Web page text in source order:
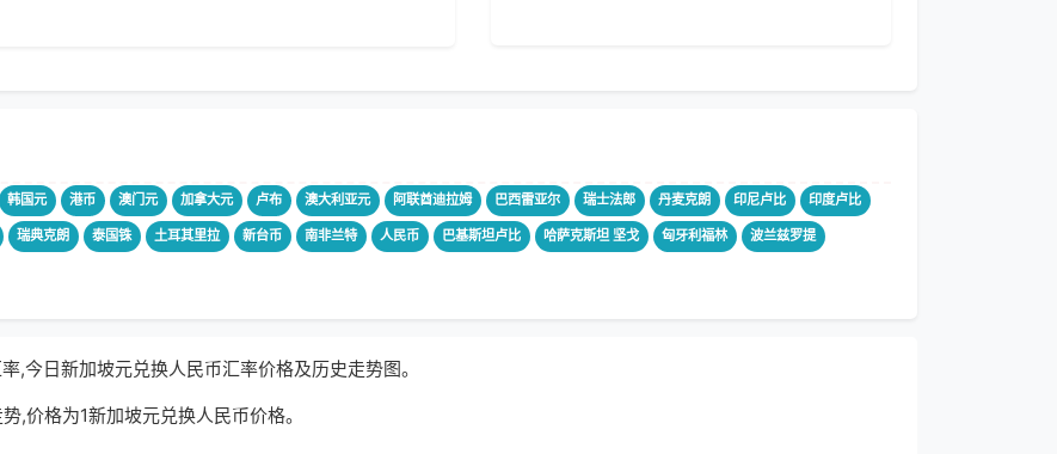
韩国元 港币 澳门元 加拿大元 卢布 澳大利亚元 阿联酋迪拉姆 巴西雷亚尔 瑞士法郎 丹麦克朗 印尼卢比 印度卢比
瑞典克朗 泰国铢 土耳其里拉 新台币 南非兰特 人民币 巴基斯坦卢比 哈萨克斯坦 坚戈 匈牙利福林 波兰兹罗提
,今日新加坡元兑换人民币汇率价格及历史走势图。
,价格为1新加坡元兑换人民币价格。